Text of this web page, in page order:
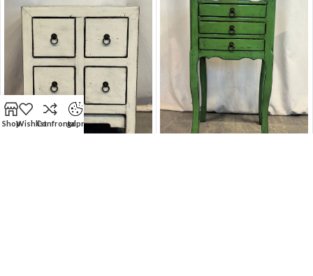
ShopWishlistConfrontagdpr